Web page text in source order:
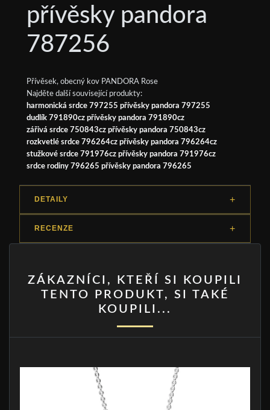
přívěsky pandora
787256
Přívěsek, obecný kov PANDORA Rose
Najděte další související produkty:
harmonická srdce 797255 přívěsky pandora 797255
dudlík 791890cz přívěsky pandora 791890cz
zářivá srdce 750843cz přívěsky pandora 750843cz
rozkvetlé srdce 796264cz přívěsky pandora 796264cz
stužkové srdce 791976cz přívěsky pandora 791976cz
srdce rodiny 796265 přívěsky pandora 796265
DETAILY
RECENZE
ZÁKAZNÍCI, KTEŘÍ SI KOUPILI
TENTO PRODUKT, SI TAKÉ
KOUPILI...